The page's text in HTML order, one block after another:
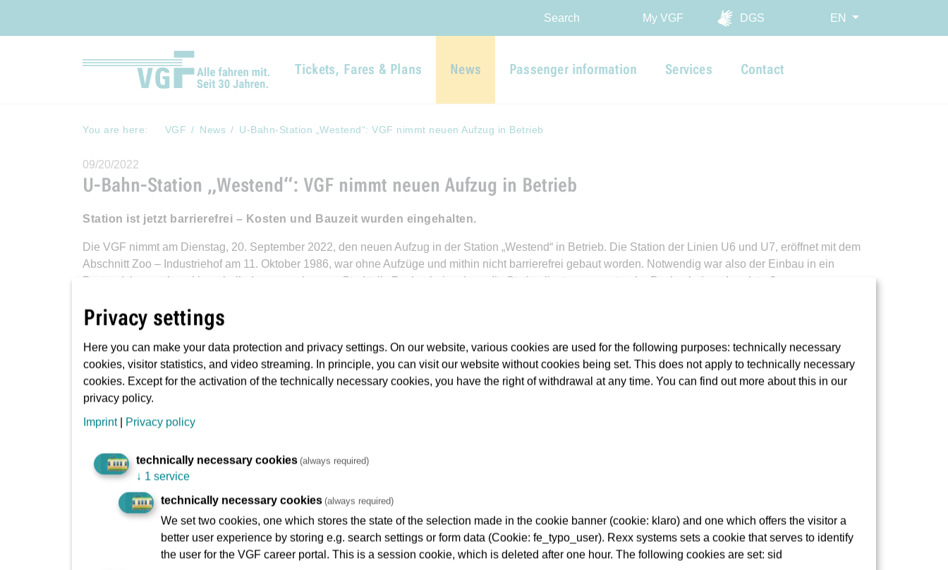
Search
My VGF DGS EN
Tickets, Fares & Plans News Passenger information Services Contact
You are here: VGF News U-Bahn-Station „Westend“: VGF nimmt neuen Aufzug in Betrieb
09/20/2022
U-Bahn-Station „Westend“: VGF nimmt neuen Aufzug in Betrieb
Station ist jetzt barrierefrei – Kosten und Bauzeit wurden eingehalten.
Die VGF nimmt am Dienstag, 20. September 2022, den neuen Aufzug in der Station „Westend“ in Betrieb. Die Station der Linien U6 und U7, eröffnet mit dem
Abschnitt Zoo – Industriehof am 11. Oktober 1986, war ohne Aufzüge und mithin nicht barrierefrei gebaut worden. Notwendig war also der Einbau in ein
Bestandsbauwerk und innerhalb des gewachsenen Stadtteils Bockenheim, denn die Station liegt genau unter der Bockenheimer Landstraße.
Die Arbeiten dauerten von Frühjahr 2021 und wurden – wie von der VGF angekündigt – im September 2022 abgeschlossen. Auch die Kosten liegen mit 3,3
Millionen € im angekündigten Rahmen.
„Busse und Bahnen sind umso attraktiver, je einfacher ihre Nutzung ist. Dazu gehört Barrierefreiheit bei Ein- und Ausstieg und beim Zugang zu den
Bahnsteigen. Neue Stationen und Haltestellen baut die VGF seit Jahren barrierefrei, aber ältere müssen nachgerüstet werden. Im Fall von unterirdischen
Stationen, die in jahrelang gewachsenen und homogenen Stadtvierteln liegen, wie das hier entlang der Bockenheimer Landstraße der Fall ist, kann das
kompliziert sein. Ich freue mich deshalb, daß es uns gelungen ist, mit einem nachgerüsteten Aufzug auch ‚Westend‘ barrierefrei auszubauen“, sagte
Mobilitätsdezernent Stefan Majer anläßlich der Eröffnung des Aufzugs.
Bahnsteig und Oberfläche verbinden. Auf der Bockenheimer Landstraße wurde hierfür an der Kreuzung mit der Myliusstraße eine Verkehrsinsel angelegt.
Fahrgäste oder Passanten, die hier den Überweg nutzen, werden mit Pollern gesichert. Vier Bäume mußten dem Bau weichen, dafür wird die VGF in
Stationsnähe im Frühjahr 2023 acht neue Bäume pflanzen.
Die Station „Westend“ ist die achte, die die VGF von ihrem 2004 aufgelegten Aufzugsnachrüstungsprogramm streichen kann. In den vergangenen Jahren
konnten mit „Holzhausenstraße“, „Grüneburgweg“, „Kirchplatz“, „Alte Oper“, „Miquel-/Adickesallee“, „Schweizer Platz“ und „Eschenheimer Tor“ sieben der
zehn vorgesehenen Stationen mit Aufzügen mobilitätsgerecht nachgerüstet werden.
Privacy settings
Here you can make your data protection and privacy settings. On our website, various cookies are used for the following purposes: technically necessary
cookies, visitor statistics, and video streaming. In principle, you can visit our website without cookies being set. This does not apply to technically necessary
cookies. Except for the activation of the technically necessary cookies, you have the right of withdrawal at any time. You can find out more about this in our
privacy policy.
Imprint| Privacy policy
technically necessary cookies (always required)
↓ 1 service
technically necessary cookies (always required)
We set two cookies, one which stores the state of the selection made in the cookie banner (cookie: klaro) and one which offers the visitor a
better user experience by storing e.g. search settings or form data (Cookie: fe_typo_user). Rexx systems sets a cookie that serves to identify
the user for the VGF career portal. This is a session cookie, which is deleted after one hour. The following cookies are set: sid